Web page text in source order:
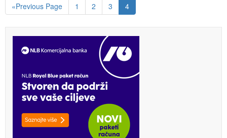
«Previous Page 1 2 3 4